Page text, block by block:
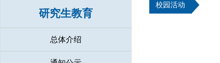
研究生教育
总体介绍
校园活动